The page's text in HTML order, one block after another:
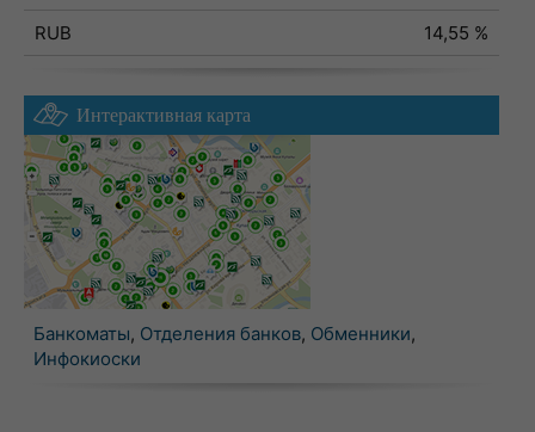
RUB
14,55 %
Интерактивная карта
Банкоматы, Отделения банков, Обменники,
Инфокиоски